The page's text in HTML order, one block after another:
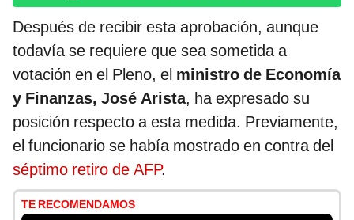
Después de recibir esta aprobación, aunque
todavía se requiere que sea sometida a
votación en el Pleno, el ministro de Economía
y Finanzas, José Arista, ha expresado su
posición respecto a esta medida. Previamente,
el funcionario se había mostrado en contra del
séptimo retiro de AFP.
TE RECOMENDAMOS